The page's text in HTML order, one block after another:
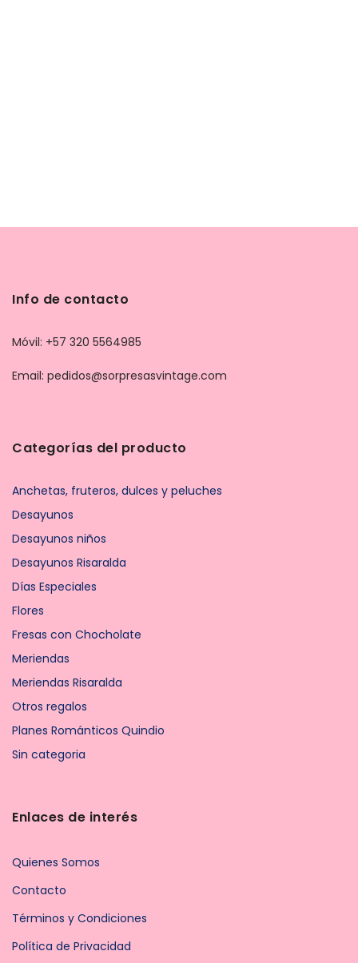
Info de contacto
Móvil: +57 320 5564985
Email: pedidos@sorpresasvintage.com
Categorías del producto
Anchetas, fruteros, dulces y peluches
Desayunos
Desayunos niños
Desayunos Risaralda
Días Especiales
Flores
Fresas con Chocholate
Meriendas
Meriendas Risaralda
Otros regalos
Planes Románticos Quindio
Sin categoria
Enlaces de interés
Quienes Somos
Contacto
Términos y Condiciones
Política de Privacidad